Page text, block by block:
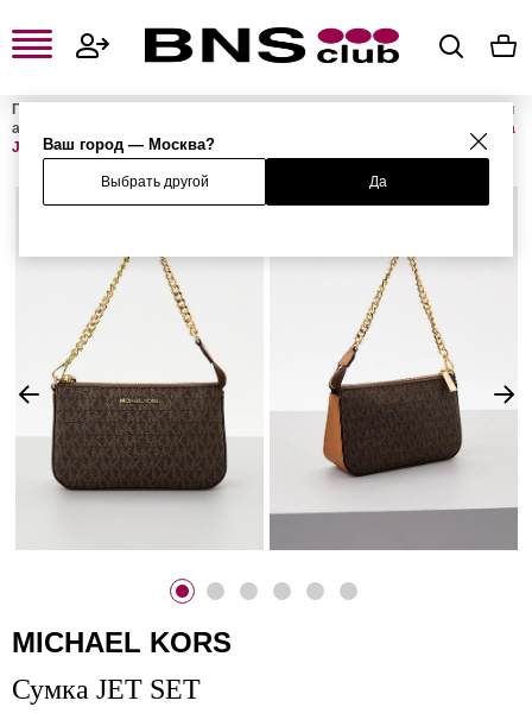
Ваш город — Москва?
Выбрать другой Да
Главная
Женские сумки и
аксессуары
Сумка
JET SET
MICHAEL KORS
Сумка JET SET